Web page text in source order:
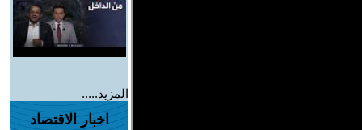
المزيد.....
اخبار الاقتصاد